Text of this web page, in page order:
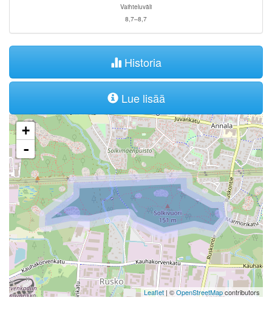
Vaihteluväli
8,7–8,7
Historia
Lue lisää
+
-
Leaflet | ©OpenStreetMapcontributors